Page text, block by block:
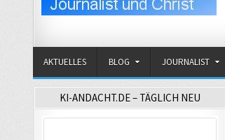
AKTUELLES BLOG JOURNALIST
KI-ANDACHT.DE – TÄGLICH NEU